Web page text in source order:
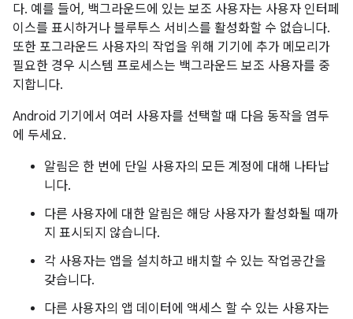
다. 예를 들어, 백그라운드에 있는 보조 사용자는 사용자 인터페
이스를 표시하거나 블루투스 서비스를 활성화할 수 없습니다.
또한 포그라운드 사용자의 작업을 위해 기기에 추가 메모리가
필요한 경우 시스템 프로세스는 백그라운드 보조 사용자를 중
지합니다.
Android 기기에서 여러 사용자를 선택할 때 다음 동작을 염두
에 두세요.
알림은 한 번에 단일 사용자의 모든 계정에 대해 나타납
니다.
다른 사용자에 대한 알림은 해당 사용자가 활성화될 때까
지 표시되지 않습니다.
각 사용자는 앱을 설치하고 배치할 수 있는 작업공간을
갖습니다.
다른 사용자의 앱 데이터에 액세스 할 수 있는 사용자는